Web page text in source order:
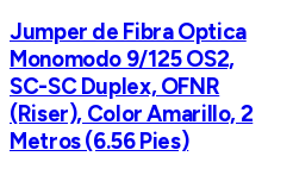
Jumper de Fibra Optica
Monomodo 9/125 OS2,
SC-SC Duplex, OFNR
(Riser), Color Amarillo, 2
Metros (6.56 Pies)